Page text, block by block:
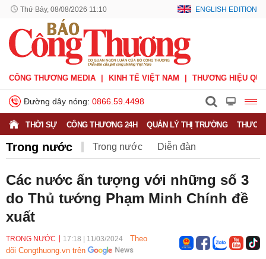
Thứ Bảy, 08/08/2026 11:10 ENGLISH EDITION
CÔNG THƯƠNG MEDIA KINH TẾ VIỆT NAM THƯƠNG HIỆU
Đường dây nóng: 0866.59.4498
THỜI SỰ CÔNG THƯƠNG 24H QUẢN LÝ THỊ TRƯỜNG
Trong nước Trong nước Diễn đàn
Bầu cử Quốc hội Khoá XVI
Các nước ấn tượng với những số 3
do Thủ tướng Phạm Minh Chính đề
xuất
TRONG NƯỚC 17:18 11/03/2024
Theo
dõi Congthuong.vn trên